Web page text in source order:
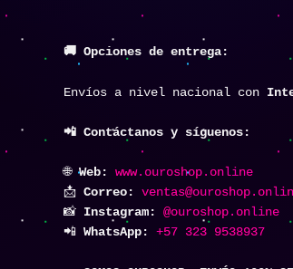
🚚 Opciones de entrega:
Envíos a nivel nacional con
📲 Contáctanos y síguenos:
🌐Web:
www.ouroshop.online
📩 Correo:
📸 Instagram:
@ouroshop.online
📲 WhatsApp: +57 323 9538937